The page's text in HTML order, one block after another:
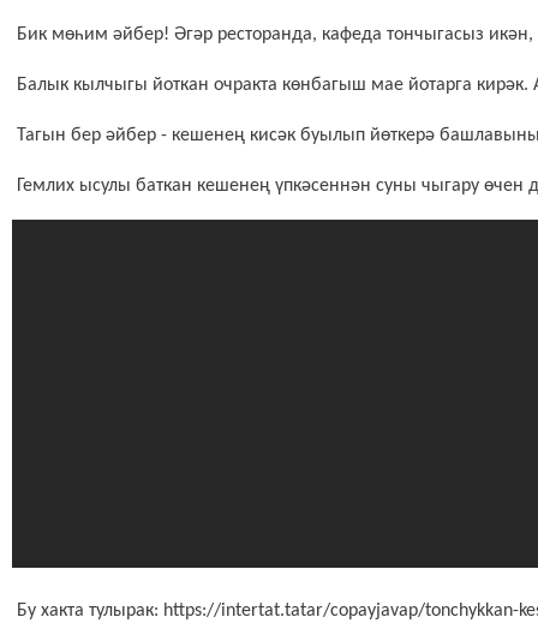
Бик мөһим әйбер! Әгәр ресторанда, кафеда тончыгасыз
Балык кылчыгы йоткан очракта көнбагыш мае йотарга
Тагын бер әйбер - кешенең кисәк буылып йөткерә
Гемлих ысулы баткан кешенең үпкәсеннән суны чыгару өчен
Бу хакта тулырак: https://intertat.tatar/copayjavap/tonchykkan-